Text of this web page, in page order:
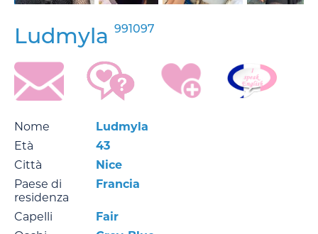
Ludmyla 991097
Nome
Ludmyla
Età
43
Città
Nice
Paese di
residenza
Francia
Capelli
Fair